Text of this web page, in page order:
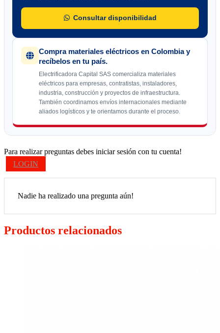
Consultar disponibilidad
Compra materiales eléctricos en Colombia y
recíbelos en tu país.
Electrificadora Capital SAS comercializa materiales
eléctricos para empresas, contratistas, instaladores,
industria, construcción y proyectos de infraestructura.
También coordinamos envíos internacionales mediante
aliados logísticos y te orientamos durante el proceso.
Para realizar preguntas debes iniciar sesión con tu cuenta!
LOGIN
Nadie ha realizado una pregunta aún!
Productos relacionados